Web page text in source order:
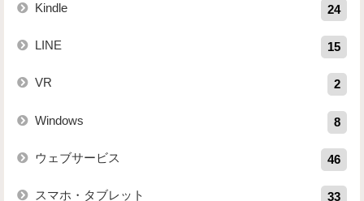
Kindle 24
LINE 15
VR 2
Windows 8
ウェブサービス 46
スマホ・タブレット 33